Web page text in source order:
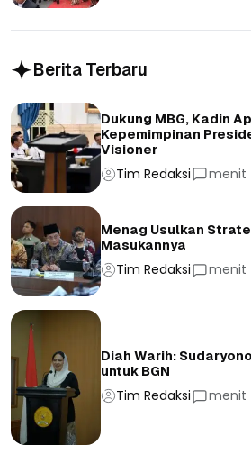
Berita Terbaru
Dukung MBG, Kadin
Kepemimpinan
Visioner
Tim Redaksi menit
Menag Usulkan
Masukannya
Tim Redaksi menit
Diah Warih:
untuk BGN
Tim Redaksi menit